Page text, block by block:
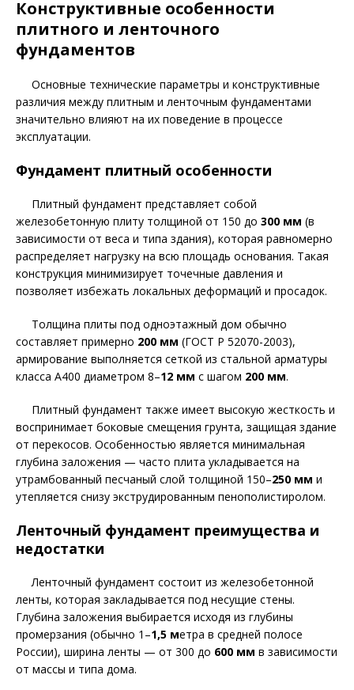
Конструктивные особенности
плитного и ленточного
фундаментов
Основные технические параметры и конструктивные
различия между плитным и ленточным фундаментами
значительно влияют на их поведение в процессе
эксплуатации.
Фундамент плитный особенности
Плитный фундамент представляет собой
железобетонную плиту толщиной от 150 до 300 мм (в
зависимости от веса и типа здания), которая равномерно
распределяет нагрузку на всю площадь основания. Такая
конструкция минимизирует точечные давления и
позволяет избежать локальных деформаций и просадок.
Толщина плиты под одноэтажный дом обычно
составляет примерно 200 мм (ГОСТ Р 52070-2003),
армирование выполняется сеткой из стальной арматуры
класса А400 диаметром 8–12 мм с шагом 200 мм.
Плитный фундамент также имеет высокую жесткость и
воспринимает боковые смещения грунта, защищая здание
от перекосов. Особенностью является минимальная
глубина заложения — часто плита укладывается на
утрамбованный песчаный слой толщиной 150–250 мм и
утепляется снизу экструдированным пенополистиролом.
Ленточный фундамент преимущества и
недостатки
Ленточный фундамент состоит из железобетонной
ленты, которая закладывается под несущие стены.
Глубина заложения выбирается исходя из глубины
промерзания (обычно 1–1,5 метра в средней полосе
России), ширина ленты — от 300 до 600 мм в зависимости
от массы и типа дома.